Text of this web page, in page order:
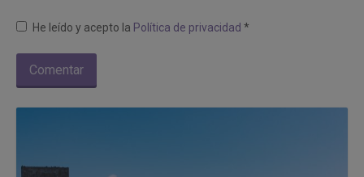
He leído y acepto la Política de privacidad *